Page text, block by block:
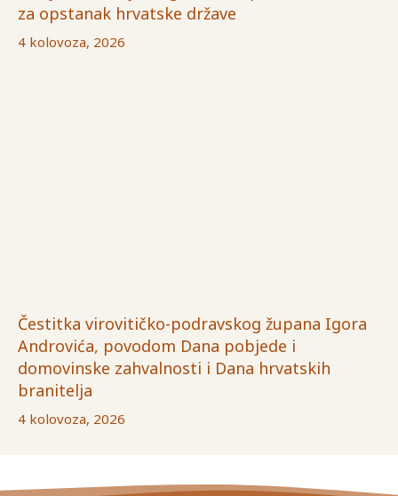
za opstanak hrvatske države
4 kolovoza, 2026
Čestitka virovitičko-podravskog župana Igora
Androvića, povodom Dana pobjede i
domovinske zahvalnosti i Dana hrvatskih
branitelja
4 kolovoza, 2026